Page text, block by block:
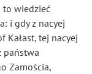
to wiedzieć
i gdy z nacyej
Kałast, tej nacyej
państwa
Zamościa,